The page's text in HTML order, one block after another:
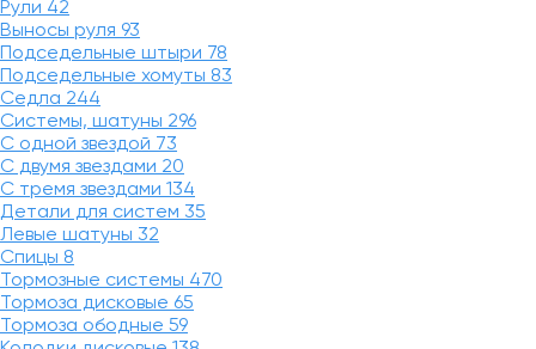
Рули 42
Выносы руля 93
Подседельные штыри 78
Подседельные хомуты 83
Седла 244
Системы, шатуны 296
С одной звездой 73
С двумя звездами 20
С тремя звездами 134
Детали для систем 35
Левые шатуны 32
Спицы 8
Тормозные системы 470
Тормоза дисковые 65
Тормоза ободные 59